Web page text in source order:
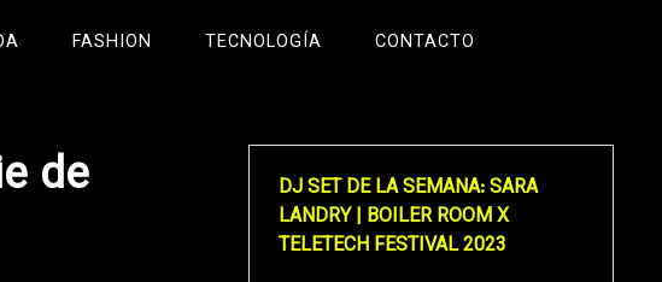
FASHION TECNOLOGÍA CONTACTO
de
DJ SET DE LA SEMANA: SARA
LANDRY | BOILER ROOM X
TELETECH FESTIVAL 2023